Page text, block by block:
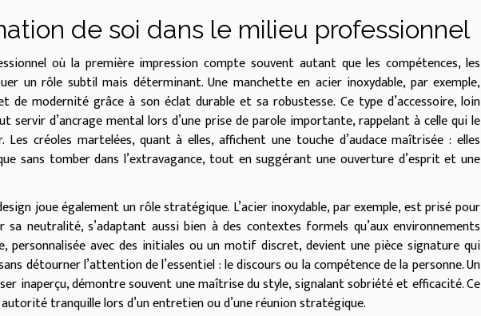
de soi dans le milieu professionnel
où la première impression compte souvent autant que les compétences, les
un rôle subtil mais déterminant. Une manchette en acier inoxydable, par exemple,
de modernité grâce à son éclat durable et sa robustesse. Ce type d’accessoire, loin
servir d’ancrage mental lors d’une prise de parole importante, rappelant à celle qui le
Les créoles martelées, quant à elles, affichent une touche d’audace maîtrisée : elles
sans tomber dans l’extravagance, tout en suggérant une ouverture d’esprit et une
joue également un rôle stratégique. L’acier inoxydable, par exemple, est prisé pour
neutralité, s’adaptant aussi bien à des contextes formels qu’aux environnements
personnalisée avec des initiales ou un motif discret, devient une pièce signature qui
détourner l’attention de l’essentiel : le discours ou la compétence de la personne. Un
inaperçu, démontre souvent une maîtrise du style, signalant sobriété et efficacité. Ce
tranquille lors d’un entretien ou d’une réunion stratégique.